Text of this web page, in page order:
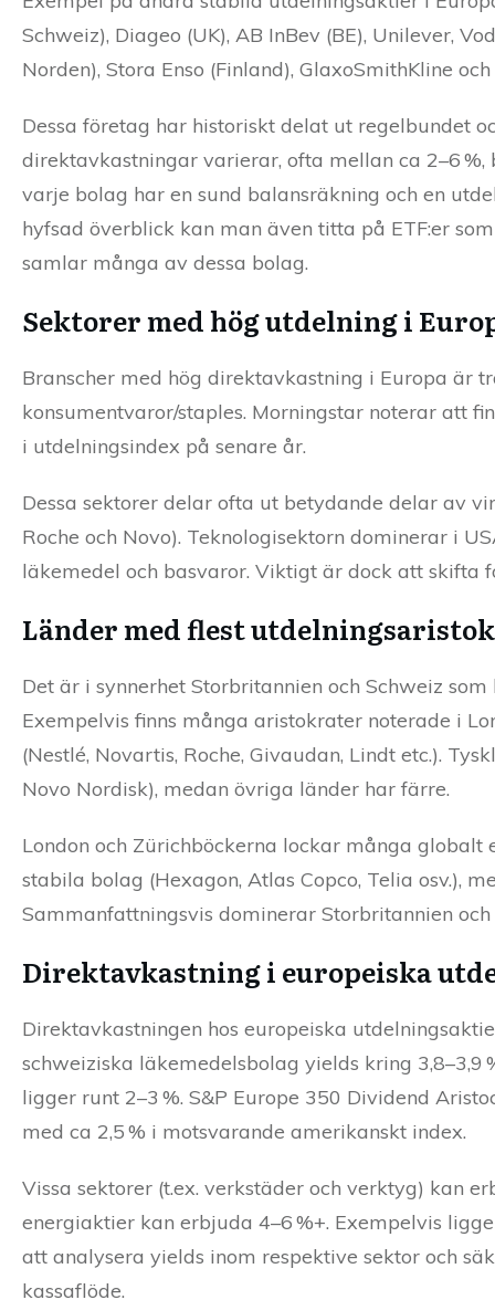
Schweiz), Diageo (UK), AB InBev (BE), Unilever,
Norden), Stora Enso (Finland), GlaxoSmithKline
Dessa företag har historiskt delat ut regelbundet
direktavkastningar varierar, ofta mellan ca 2–6
varje bolag har en sund balansräkning och en
hyfsad överblick kan man även titta på ETF:er
samlar många av dessa bolag.
Sektorer med hög utdelning i
Branscher med hög direktavkastning i Europa är
konsumentvaror/staples. Morningstar noterar att
i utdelningsindex på senare år.
Dessa sektorer delar ofta ut betydande delar av
Roche och Novo). Teknologisektorn dominerar i
läkemedel och basvaror. Viktigt är dock att skifta
Länder med flest
Det är i synnerhet Storbritannien och Schweiz
Exempelvis finns många aristokrater noterade i
(Nestlé, Novartis, Roche, Givaudan, Lindt etc.).
Novo Nordisk), medan övriga länder har färre.
London och Zürichböckerna lockar många
stabila bolag (Hexagon, Atlas Copco, Telia osv.),
Sammanfattningsvis dominerar Storbritannien
Direktavkastning i europeiska
Direktavkastningen hos europeiska
schweiziska läkemedelsbolag yields kring
ligger runt 2–3 %. S&P Europe 350 Dividend
med ca 2,5 % i motsvarande amerikanskt index.
Vissa sektorer (t.ex. verkstäder och verktyg) kan
energiaktier kan erbjuda 4–6 %+. Exempelvis
att analysera yields inom respektive sektor och
kassaflöde.